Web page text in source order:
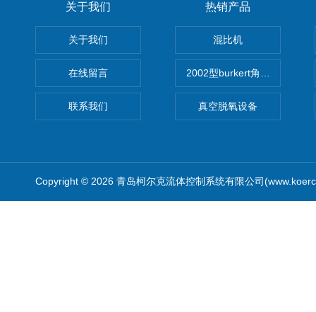
关于我们
关于我们
在线留言
联系我们
热销产品
混比机
2002型burkert角座阀
真空脱氧设备
Copyright © 2026 青岛柯尔克流体控制系统有限公司